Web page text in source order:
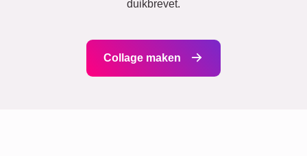
Veel!